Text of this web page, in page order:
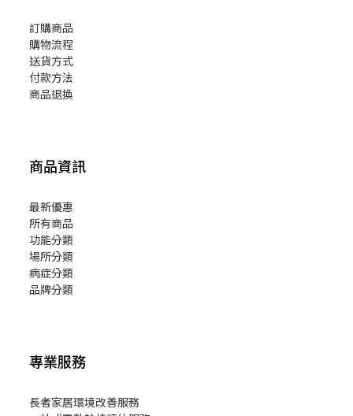
訂購商品
購物流程
送貨方式
付款方法
商品退換
商品資訊
最新優惠
所有商品
功能分類
場所分類
病症分類
品牌分類
專業服務
長者家居環境改善服務